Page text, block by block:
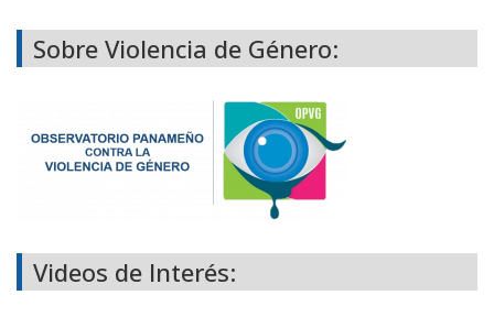
Sobre Violencia de Género:
Videos de Interés: